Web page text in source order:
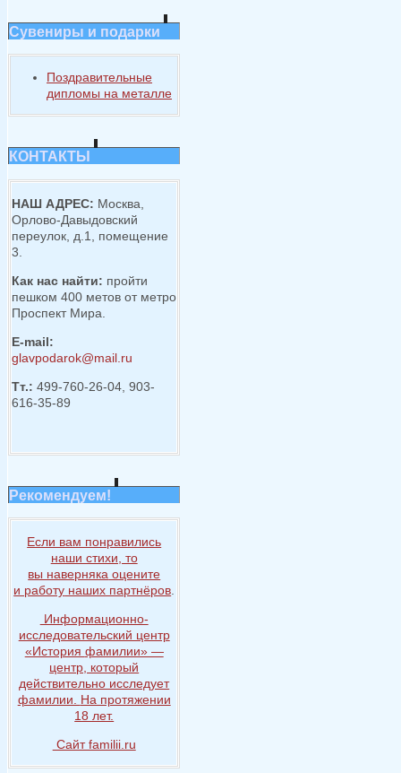
Сувениры и подарки
Поздравительные
дипломы на металле
КОНТАКТЫ
НАШ АДРЕС: Москва,
Орлово-Давыдовский
переулок, д.1, помещение
3.
Как нас найти: пройти
пешком 400 метов от метро
Проспект Мира.
E-mail:
glavpodarok@mail.ru
Тт.: 499-760-26-04, 903-
616-35-89
Рекомендуем!
Если вам понравились
наши стихи, то
вы наверняка оцените
и работу наших партнёров.
Информационно-
исследовательский центр
«История фамилии» —
центр, который
действительно исследует
фамилии. На протяжении
18 лет.
Сайт familii.ru